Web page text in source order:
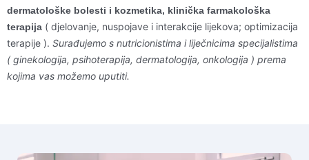
dermatološke bolesti i kozmetika, klinička farmakološka
terapija ( djelovanje, nuspojave i interakcije lijekova; optimizacija
terapije ). Surađujemo s nutricionistima i liječnicima specijalistima
( ginekologija, psihoterapija, dermatologija, onkologija ) prema
kojima vas možemo uputiti.